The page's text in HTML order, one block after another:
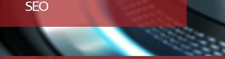
SEO